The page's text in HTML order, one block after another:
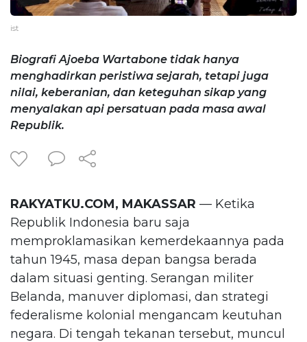
ist
Biografi Ajoeba Wartabone tidak hanya
menghadirkan peristiwa sejarah, tetapi juga
nilai, keberanian, dan keteguhan sikap yang
menyalakan api persatuan pada masa awal
Republik.
RAKYATKU.COM, MAKASSAR — Ketika
Republik Indonesia baru saja
memproklamasikan kemerdekaannya pada
tahun 1945, masa depan bangsa berada
dalam situasi genting. Serangan militer
Belanda, manuver diplomasi, dan strategi
federalisme kolonial mengancam keutuhan
negara. Di tengah tekanan tersebut, muncul